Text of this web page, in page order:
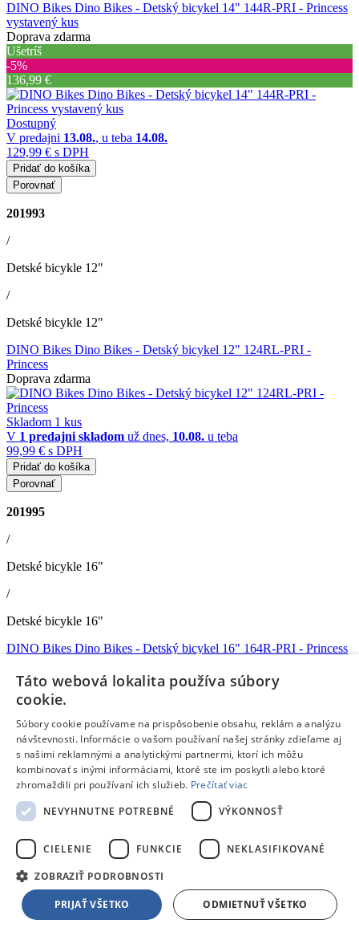
DINO Bikes Dino Bikes - Detský bicykel 14" 144R-PRI - Princess
vystavený kus
Doprava zdarma
Ušetríš
‐5%
136,99 €
Dostupný
V predajni 13.08., u teba 14.08.
129,99 € s DPH
Pridať do košíka
Porovnať
201993
/
Detské bicykle 12"
/
Detské bicykle 12"
DINO Bikes Dino Bikes - Detský bicykel 12" 124RL-PRI -
Princess
Doprava zdarma
Skladom 1 kus
V 1 predajni skladom už dnes, 10.08. u teba
99,99 € s DPH
Pridať do košíka
Porovnať
201995
/
Detské bicykle 16"
/
Detské bicykle 16"
DINO Bikes Dino Bikes - Detský bicykel 16" 164R-PRI - Princess
Dostupný
V predajni13.08., u teba 14.08.
134,99 € s DPH
Pridať do košíka
Porovnať
Bábiky Disney
Bábiky Disney
Táto webová lokalita používa súbory
cookie.
Súbory cookie používame na prispôsobenie obsahu, reklám a analýzu
návštevnosti. Informácie o vašom používaní našej stránky zdieľame aj
s našimi reklamnými a analytickými partnermi, ktorí ich môžu
kombinovať s inými informáciami, ktoré ste im poskytli alebo ktoré
zhromaždili pri používaní ich služieb. Prečítať viac
NEVYHNUTNE POTREBNÉ
VÝKONNOSŤ
CIELENIE FUNKCIE NEKLASIFIKOVANÉ
ZOBRAZIŤ PODROBNOSTI
PRIJAŤ VŠETKO ODMIETNUŤ VŠETKO